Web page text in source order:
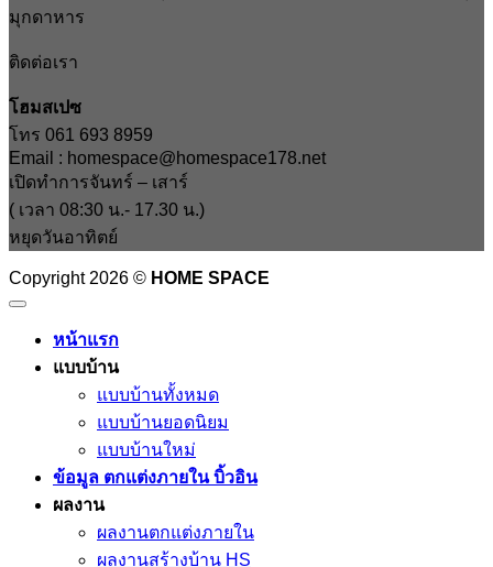
มุกดาหาร
ติดต่อเรา
โฮมสเปซ
โทร 061 693 8959
Email : homespace@homespace178.net
เปิดทำการจันทร์ – เสาร์
( เวลา 08:30 น.- 17.30 น.)
หยุดวันอาทิตย์
Copyright 2026 © HOME SPACE
หน้าแรก
แบบบ้าน
แบบบ้านทั้งหมด
แบบบ้านยอดนิยม
แบบบ้านใหม่
ข้อมูล ตกแต่งภายใน บิ้วอิน
ผลงาน
ผลงานตกแต่งภายใน
ผลงานสร้างบ้าน HS